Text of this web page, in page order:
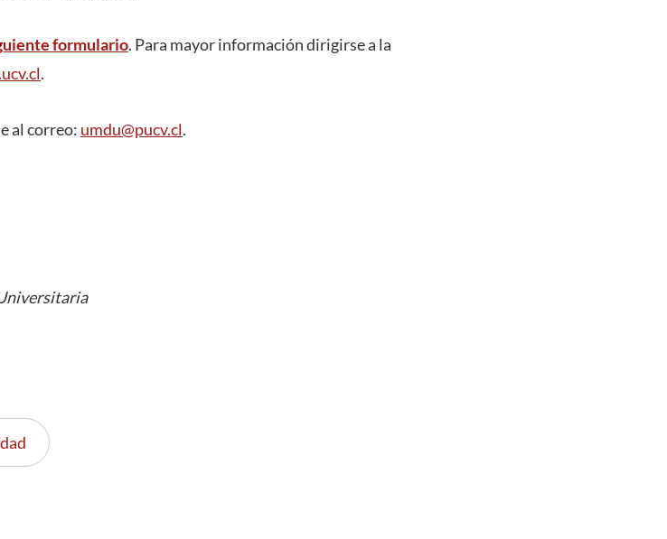
formulario. Para mayor información dirigirse a la
.
al correo: umdu@pucv.cl.